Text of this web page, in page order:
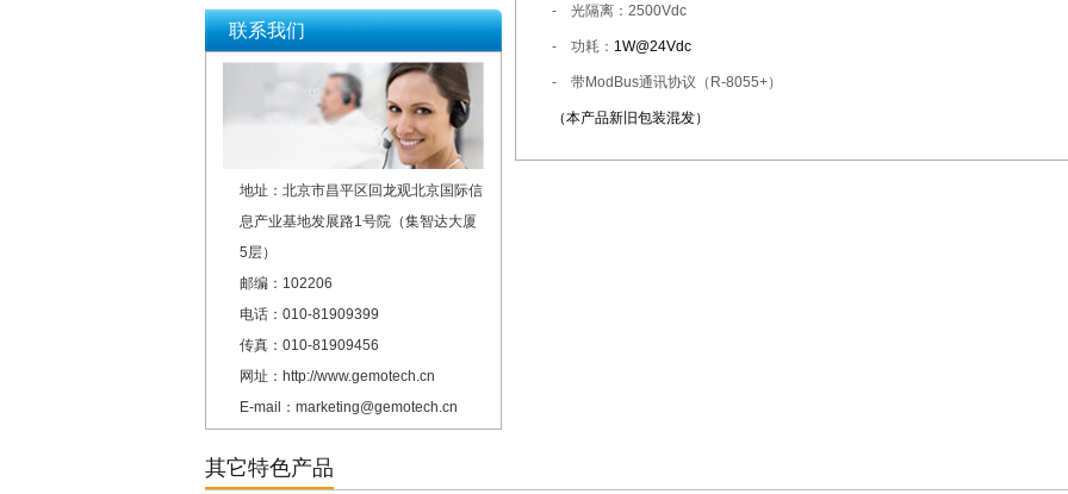
联系我们
地址：北京市昌平区回龙观北京国际信
息产业基地发展路1号院（集智达大厦
5层）
邮编：102206
电话：010-81909399
传真：010-81909456
网址：http://www.gemotech.cn
E-mail：marketing@gemotech.cn
- 光隔离：2500Vdc
- 功耗： 1W@24Vdc
- 带ModBus通讯协议（R-8055+）
（本产品新旧包装混发）
其它特色产品